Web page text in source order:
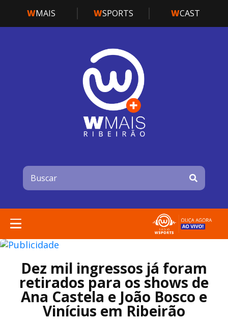
WMAIS WSPORTS WCAST
Dez mil ingressos já foram
retirados para os shows de
Ana Castela e João Bosco e
Vinícius em Ribeirão